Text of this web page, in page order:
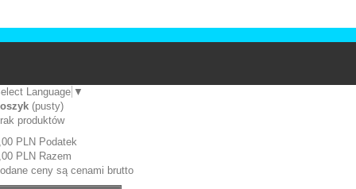
Language ▼
(pusty)
produktów
PLN Podatek
PLN Razem
ceny są cenami brutto